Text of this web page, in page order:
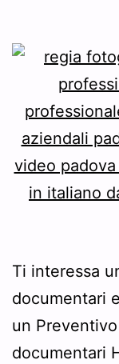
Ti interessa
documentari
un
documentari